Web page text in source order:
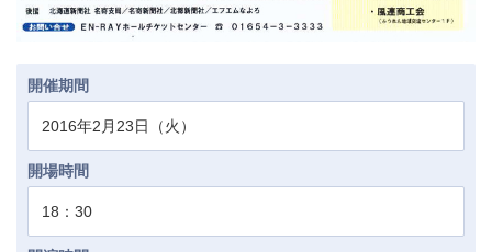
開催期間
2016年2月23日（火）
開場時間
18：30